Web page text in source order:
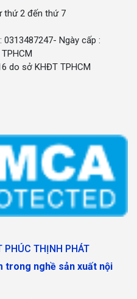
thứ 2 đến thứ 7
0313487247- Ngày cấp :
do sở KHĐT TPHCM
PHÚC THỊNH PHÁT
trong nghề sản xuất nội